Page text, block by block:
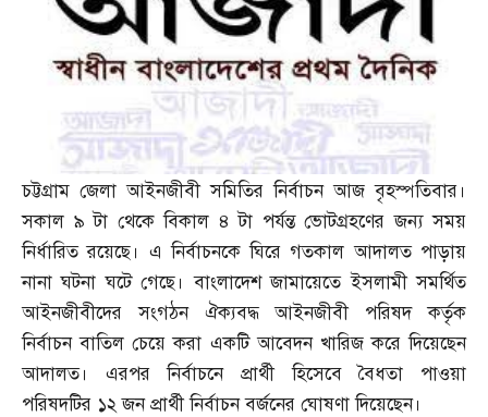
চট্টগ্রাম জেলা আইনজীবী সমিতির নির্বাচন আজ বৃহস্পতিবার।
সকাল ৯ টা থেকে বিকাল ৪ টা পর্যন্ত ভোটগ্রহণের জন্য সময়
নির্ধারিত রয়েছে। এ নির্বাচনকে ঘিরে গতকাল আদালত পাড়ায়
নানা ঘটনা ঘটে গেছে। বাংলাদেশ জামায়েতে ইসলামী সমর্থিত
আইনজীবীদের সংগঠন ঐক্যবদ্ধ আইনজীবী পরিষদ কর্তৃক
নির্বাচন বাতিল চেয়ে করা একটি আবেদন খারিজ করে দিয়েছেন
আদালত। এরপর নির্বাচনে প্রার্থী হিসেবে বৈধতা পাওয়া
পরিষদটির ১২ জন প্রার্থী নির্বাচন বর্জনের ঘোষণা দিয়েছেন।